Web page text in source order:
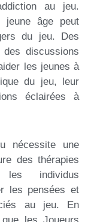
au jeu.
jeune âge peut
du jeu. Des
des discussions
les jeunes à
du jeu, leur
éclairées à
nécessite une
des thérapies
les individus
les pensées et
au jeu. En